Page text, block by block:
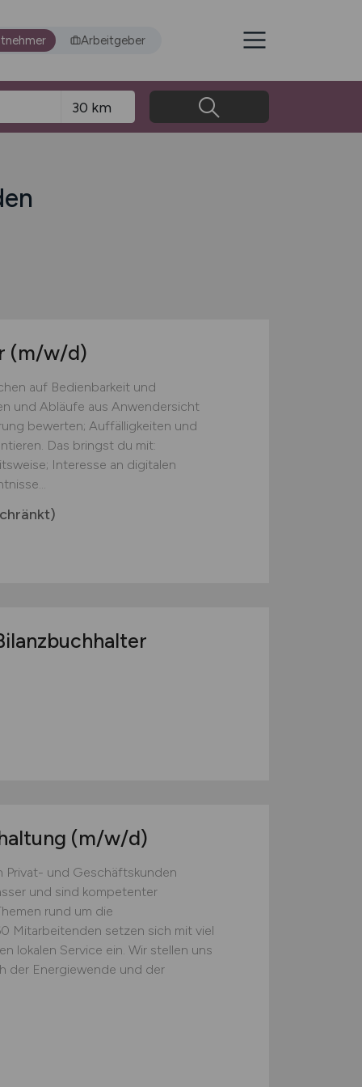
Arbeitgeber
(m/w/d)
auf Bedienbarkeit und
und Abläufe aus Anwendersicht
bewerten; Auffälligkeiten und
Das bringst du mit:
Interesse an digitalen
(m/w/d)
Privat- und Geschäftskunden
und sind kompetenter
rund um die
Mitarbeitenden setzen sich mit viel
lokalen Service ein. Wir stellen uns
der Energiewende und der